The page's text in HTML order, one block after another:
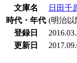
文庫名
日田千
時代・年代 (明治以
登録日
更新日